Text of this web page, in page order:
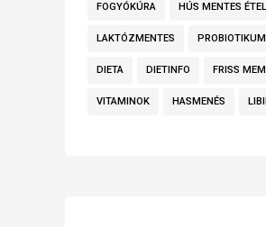
FOGYÓKÚRA HÚS MENTES
LAKTÓZMENTES PROBIOTIKUM
DIETA DIETINFO FRISS
VITAMINOK HASMENÉS